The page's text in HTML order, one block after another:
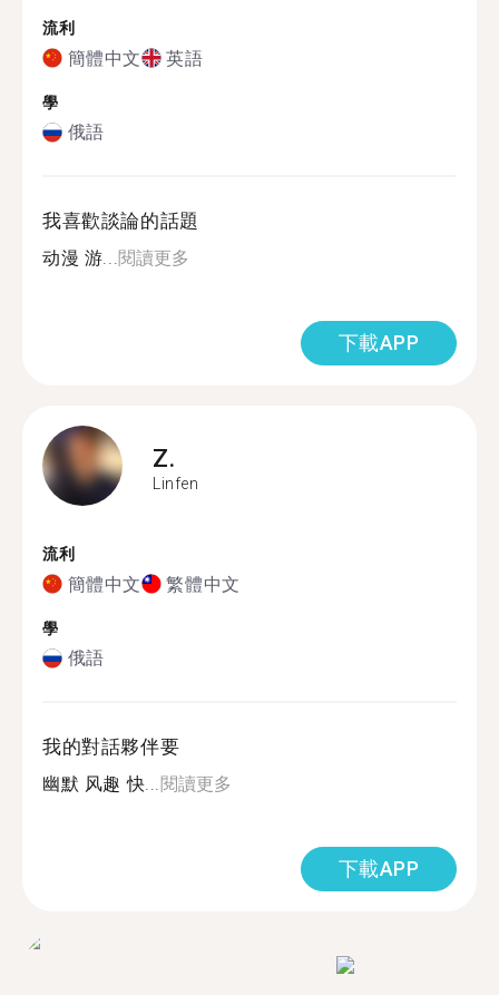
流利
簡體中文 英語
學
俄語
我喜歡談論的話題
动漫 游...閱讀更多
下載APP
Z.
Linfen
流利
簡體中文 繁體中文
學
俄語
我的對話夥伴要
幽默 风趣 快...閱讀更多
下載APP